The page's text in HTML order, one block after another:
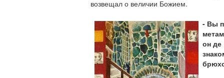
возвещал о величии Божием.
- Вы
он де